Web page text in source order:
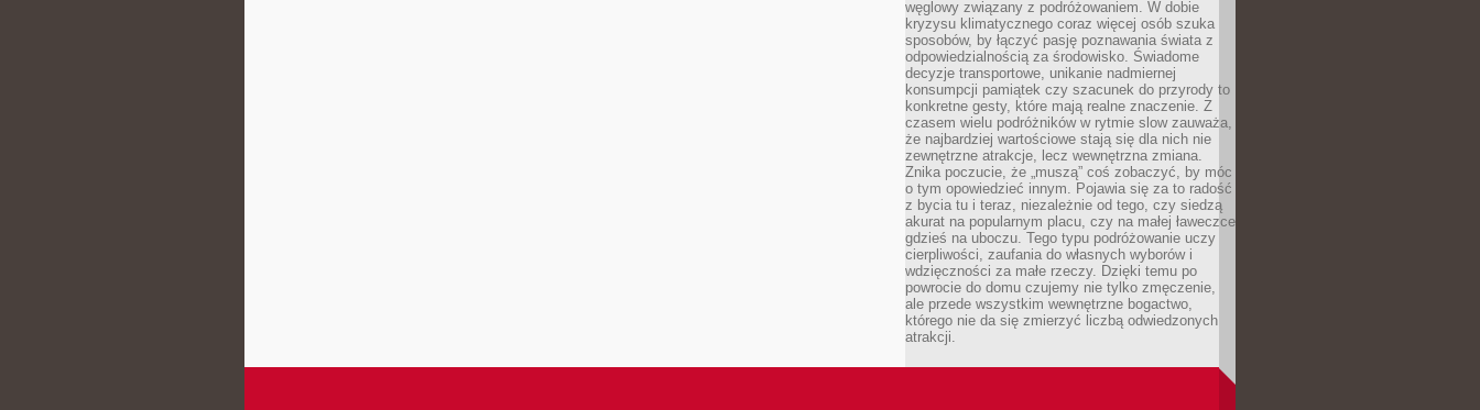
węglowy związany z podróżowaniem. W dobie
kryzysu klimatycznego coraz więcej osób szuka
sposobów, by łączyć pasję poznawania świata z
odpowiedzialnością za środowisko. Świadome
decyzje transportowe, unikanie nadmiernej
konsumpcji pamiątek czy szacunek do przyrody to
konkretne gesty, które mają realne znaczenie. Z
czasem wielu podróżników w rytmie slow zauważa,
że najbardziej wartościowe stają się dla nich nie
zewnętrzne atrakcje, lecz wewnętrzna zmiana.
Znika poczucie, że „muszą” coś zobaczyć, by móc
o tym opowiedzieć innym. Pojawia się za to radość
z bycia tu i teraz, niezależnie od tego, czy siedzą
akurat na popularnym placu, czy na małej ławeczce
gdzieś na uboczu. Tego typu podróżowanie uczy
cierpliwości, zaufania do własnych wyborów i
wdzięczności za małe rzeczy. Dzięki temu po
powrocie do domu czujemy nie tylko zmęczenie,
ale przede wszystkim wewnętrzne bogactwo,
którego nie da się zmierzyć liczbą odwiedzonych
atrakcji.